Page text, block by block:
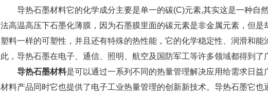
导热石墨材料它的化学成分主要是单一的碳(C)元素,其实这是一种自
法高温高压下石墨化薄膜，因为石墨膜里面的碳元素是非金属元素，但
塑料一样的可塑性，并且还有特殊的热性能，它的化学稳定性、润滑和
此，导热石墨在电子、通信、照明、航空及国防军工等许多领域都得到了
导热石墨材料是可以通过一系列不同的热量管理解决应用给需求日
材料产品同时它也提供了电子工业热量管理的创新新技术。导热石墨它